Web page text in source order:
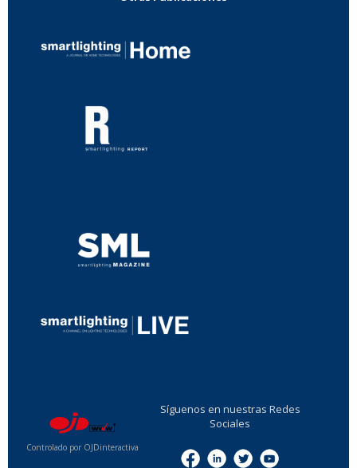
Controlado por OJDinteractiva
Síguenos en nuestras Redes
Sociales